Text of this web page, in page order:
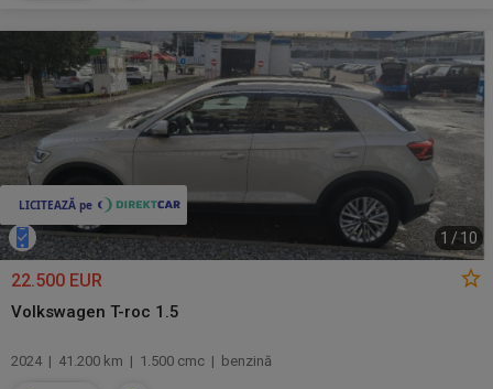
1 /10
22.500 EUR
Volkswagen T-roc 1.5
2024 | 41.200 km | 1.500 cmc | benzină